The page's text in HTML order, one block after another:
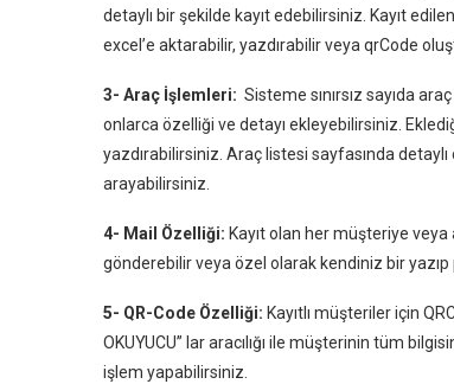
detaylı bir şekilde kayıt edebilirsiniz. Kayıt
excel’e aktarabilir, yazdırabilir veya qrCode
3- Araç İşlemleri: Sisteme sınırsız sayıda
onlarca özelliği ve detayı ekleyebilirsiniz.
yazdırabilirsiniz. Araç listesi sayfasında
arayabilirsiniz.
4- Mail Özelliği: Kayıt olan her müşteriye
gönderebilir veya özel olarak kendiniz bir
5- QR-Code Özelliği: Kayıtlı müşteriler için
OKUYUCU” lar aracılığı ile müşterinin tüm
işlem yapabilirsiniz.